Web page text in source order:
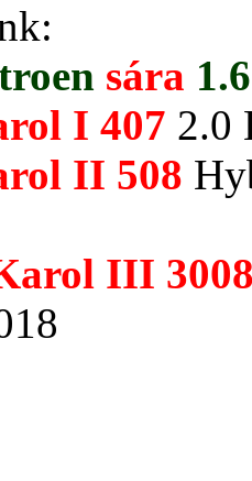
sára
I 407 2.0
II 508
III